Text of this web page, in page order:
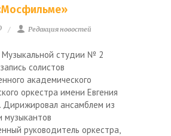
Редакция новостей
Музыкальной студии № 2
солистов
академического
оркестра имени Евгения
Дирижировал ансамблем из
музыкантов
руководитель оркестра,